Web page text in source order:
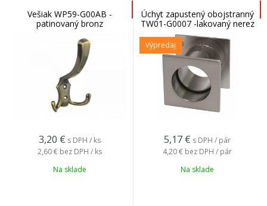
Vešiak WP59-G00AB -
patinovaný bronz
3,20 € s DPH / ks
2,60 € bez DPH / ks
Na sklade
Úchyt zapustený obojstranný
TW01-G0007 -lakovaný nerez
Výpredaj
5,17 € s DPH / pár
4,20 € bez DPH / pár
Na sklade